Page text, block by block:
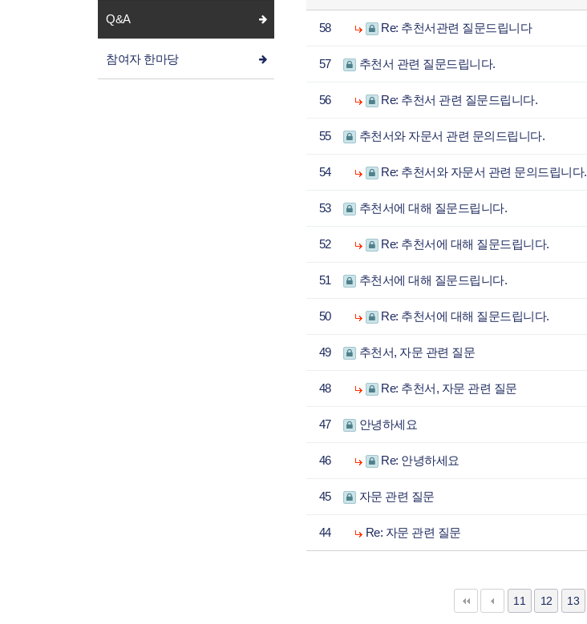
Q&A
참여자 한마당
58 Re: 추천서관련 질문드립니다
57 추천서 관련 질문드립니다.
56 Re: 추천서 관련 질문드립니다.
55 추천서와 자문서 관련 문의드립니다.
54 Re: 추천서와 자문서 관련 문의드립니다.
53 추천서에 대해 질문드립니다.
52 Re: 추천서에 대해 질문드립니다.
51 추천서에 대해 질문드립니다.
50 Re: 추천서에 대해 질문드립니다.
49 추천서, 자문 관련 질문
48 Re: 추천서, 자문 관련 질문
47 안녕하세요
46 Re: 안녕하세요
45 자문 관련 질문
44 Re: 자문 관련 질문
11 12 13